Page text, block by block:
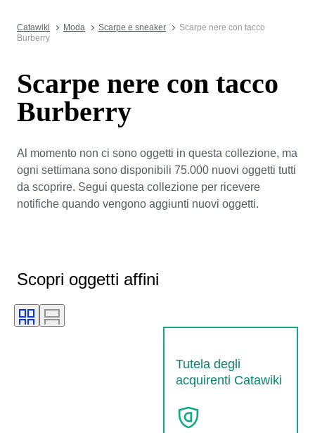
Catawiki Moda Scarpe e sneaker
Scarpe nere con tacco
Burberry
Scarpe nere con tacco
Burberry
Al momento non ci sono oggetti in questa collezione, ma
ogni settimana sono disponibili 75.000 nuovi oggetti tutti
da scoprire. Segui questa collezione per ricevere
notifiche quando vengono aggiunti nuovi oggetti.
Scopri oggetti affini
Tutela degli
acquirenti Catawiki